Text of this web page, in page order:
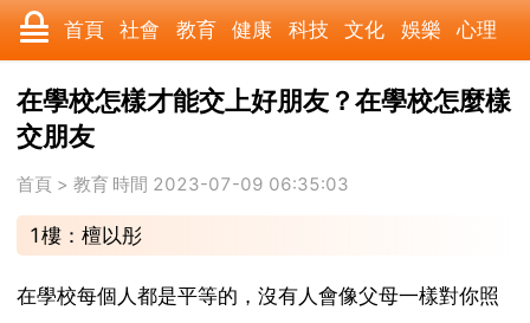
首頁 社會 教育 健康 科技 文化 娛樂 心理
數碼 汽車 美食 遊戲 時尚 家居 財經 旅遊
科學
收藏 國際 軍事
在學校怎樣才能交上好朋友？在學校怎麼樣
交朋友
首頁 > 教育 時間 2023-07-09 06:35:03
1樓：檀以彤
在學校每個人都是平等的，沒有人會像父母一樣對你照